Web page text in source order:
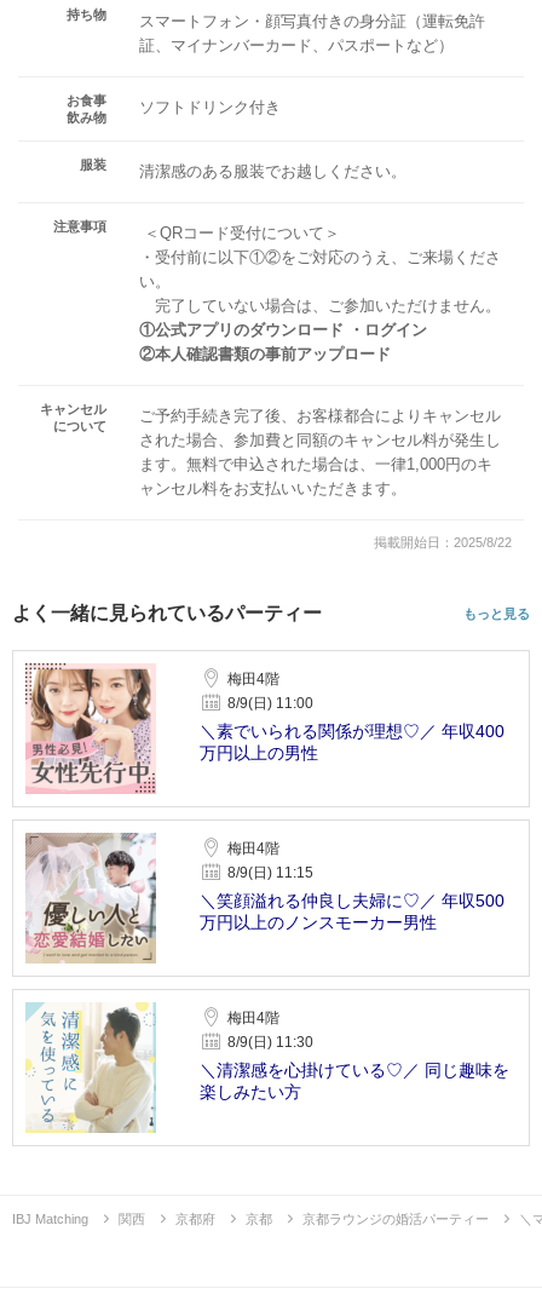
持ち物
スマートフォン・顔写真付きの身分証（運転免許
証、マイナンバーカード、パスポートなど）
お食事
飲み物
ソフトドリンク付き
服装 清潔感のある服装でお越しください。
注意事項
＜QRコード受付について＞
・受付前に以下①②をご対応のうえ、ご来場くださ
い。
完了していない場合は、ご参加いただけません。
①公式アプリのダウンロード ・ログイン
②本人確認書類の事前アップロード
キャンセル
について
ご予約手続き完了後、お客様都合によりキャンセル
された場合、参加費と同額のキャンセル料が発生し
ます。無料で申込された場合は、一律1,000円のキ
ャンセル料をお支払いいただきます。
掲載開始日：2025/8/22
よく一緒に見られているパーティー もっと見る
梅田4階
8/9(日) 11:00
＼素でいられる関係が理想♡／ 年収400
万円以上の男性
梅田4階
8/9(日) 11:15
＼笑顔溢れる仲良し夫婦に♡／ 年収500
万円以上のノンスモーカー男性
梅田4階
8/9(日) 11:30
＼清潔感を心掛けている♡／ 同じ趣味を
楽しみたい方
IBJ Matching 関西 京都府 京都 京都ラウンジの婚活パーティー ＼